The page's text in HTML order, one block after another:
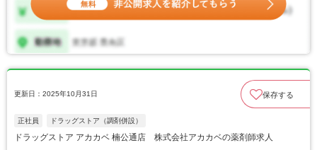
更新日：2025年10月31日 保存する
正社員 ドラッグストア（調剤併設）
ドラッグストア アカカベ 楠公通店 株式会社アカカベの薬剤師求人